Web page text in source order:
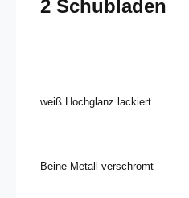
2 Schubladen
weiß Hochglanz lackiert
Beine Metall verschromt